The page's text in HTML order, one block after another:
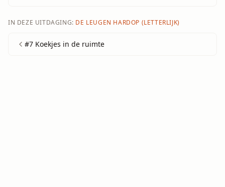
IN DEZE UITDAGING: DE LEUGEN HARDOP (LETTERLIJK)
#7 Koekjes in de ruimte